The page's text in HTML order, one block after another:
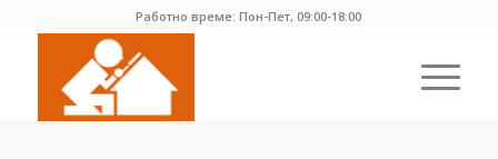
Работно време: Пон-Пет, 09:00-18:00